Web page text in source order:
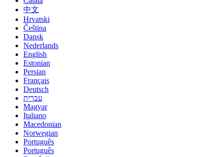
中文
Hrvatski
Čeština
Dansk
Nederlands
English
Estonian
Persian
Français
Deutsch
עברית
Magyar
Italiano
Macedonian
Norwegian
Português
Português